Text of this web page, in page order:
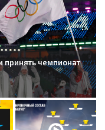
принять чемпионат